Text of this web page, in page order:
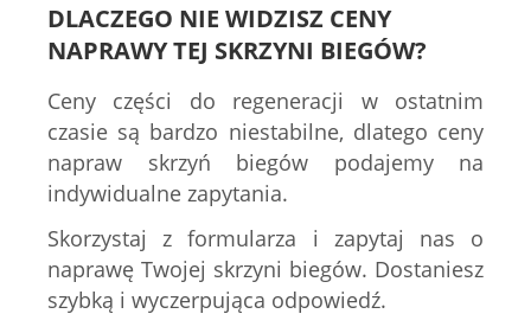
DLACZEGO NIE WIDZISZ CENY
NAPRAWY TEJ SKRZYNI BIEGÓW?
Ceny części do regeneracji w ostatnim
czasie są bardzo niestabilne, dlatego ceny
napraw skrzyń biegów podajemy na
indywidualne zapytania.
Skorzystaj z formularza i zapytaj nas o
naprawę Twojej skrzyni biegów. Dostaniesz
szybką i wyczerpująca odpowiedź.